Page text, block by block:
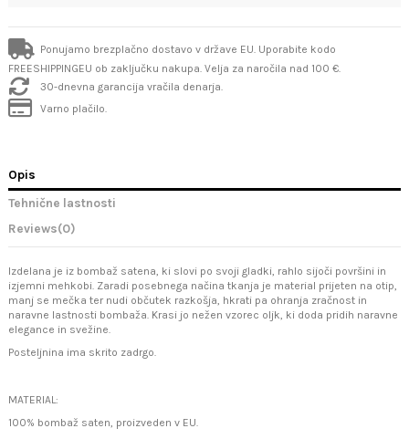
Ponujamo brezplačno dostavo v države EU. Uporabite kodo
FREESHIPPINGEU ob zaključku nakupa. Velja za naročila nad 100 €.
30-dnevna garancija vračila denarja.
Varno plačilo.
Opis
Tehnične lastnosti
Reviews(0)
Izdelana je iz bombaž satena, ki slovi po svoji gladki, rahlo sijoči površini in
izjemni mehkobi. Zaradi posebnega načina tkanja je material prijeten na otip,
manj se mečka ter nudi občutek razkošja, hkrati pa ohranja zračnost in
naravne lastnosti bombaža. Krasi jo nežen vzorec oljk, ki doda pridih naravne
elegance in svežine.
Posteljnina ima skrito zadrgo.
MATERIAL:
100% bombaž saten, proizveden v EU.